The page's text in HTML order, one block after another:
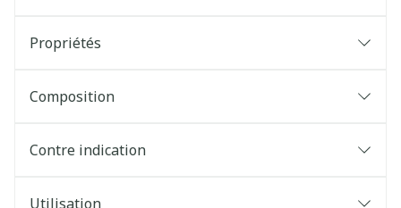
Propriétés
Composition
Contre indication
Utilisation